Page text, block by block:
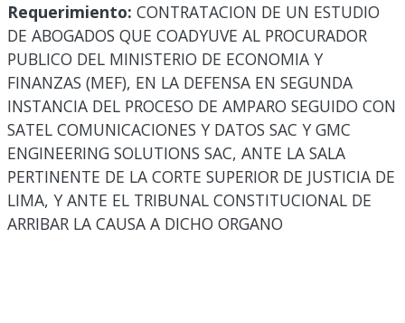
Requerimiento: CONTRATACION DE UN ESTUDIO
DE ABOGADOS QUE COADYUVE AL PROCURADOR
PUBLICO DEL MINISTERIO DE ECONOMIA Y
FINANZAS (MEF), EN LA DEFENSA EN SEGUNDA
INSTANCIA DEL PROCESO DE AMPARO SEGUIDO CON
SATEL COMUNICACIONES Y DATOS SAC Y GMC
ENGINEERING SOLUTIONS SAC, ANTE LA SALA
PERTINENTE DE LA CORTE SUPERIOR DE JUSTICIA DE
LIMA, Y ANTE EL TRIBUNAL CONSTITUCIONAL DE
ARRIBAR LA CAUSA A DICHO ORGANO